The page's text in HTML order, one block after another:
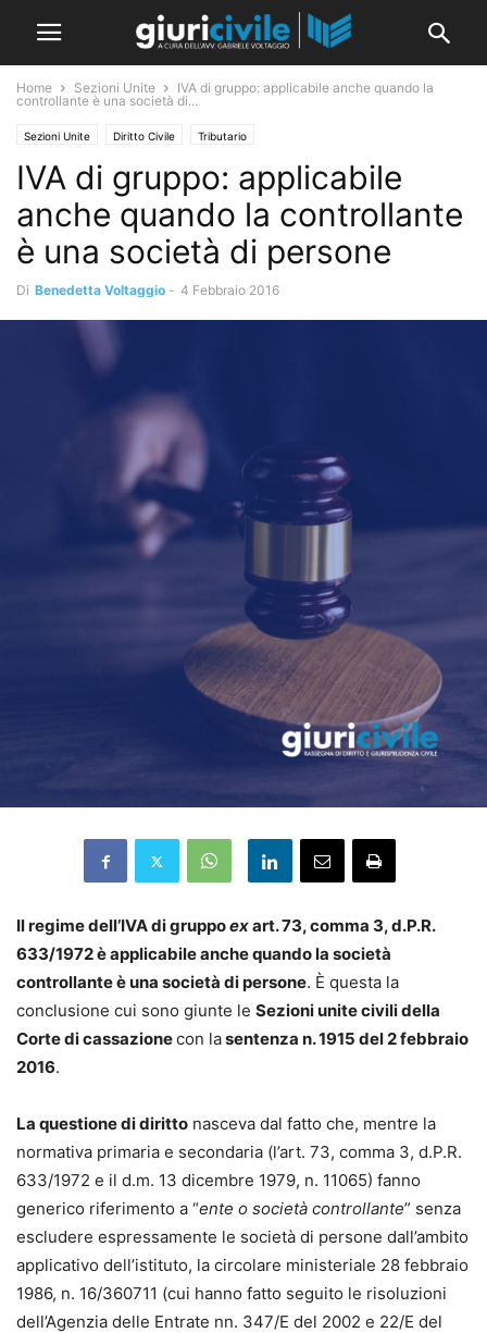
Home Sezioni Unite
IVA di gruppo: applicabile anche quando la
controllante è una società di...
Sezioni Unite Diritto Civile Tributario
IVA di gruppo: applicabile
anche quando la controllante
è una società di persone
Di Benedetta Voltaggio - 4 Febbraio 2016
Il regime dell’IVA di gruppoexart. 73, comma 3, d.P.R.
633/1972 è applicabile anche quando la società
controllante è una società di persone. È questa la
conclusione cui sono giunte le Sezioni unite civili della
Corte di cassazionecon lasentenza n. 1915 del 2 febbraio
2016.
La questione di diritto nasceva dal fatto che, mentre la
normativa primaria e secondaria (l’art. 73, comma 3, d.P.R.
633/1972 e il d.m. 13 dicembre 1979, n. 11065) fanno
generico riferimento a “ente o società controllante” senza
escludere espressamente le società di persone dall’ambito
applicativo dell’istituto, la circolare ministeriale 28 febbraio
1986, n. 16/360711 (cui hanno fatto seguito le risoluzioni
dell’Agenzia delle Entrate nn. 347/E del 2002 e 22/E del